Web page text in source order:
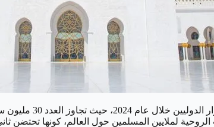
سائح مقارنة بـ17.5 مليون في 2019، أصبحت
الروحية لملايين المسلمين حول العالم، كونها